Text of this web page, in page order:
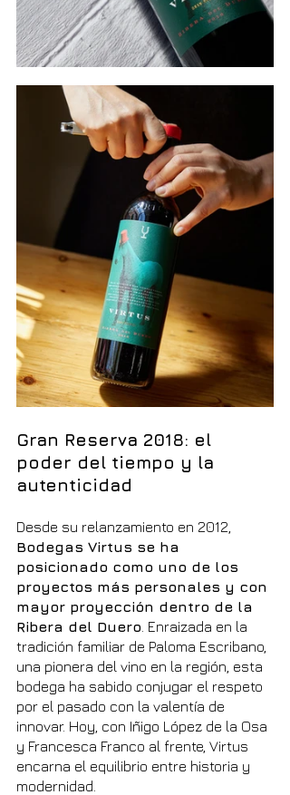
Gran Reserva 2018: el
poder del tiempo y la
autenticidad
Desde su relanzamiento en 2012,
Bodegas Virtus se ha
posicionado como uno de los
proyectos más personales y con
mayor proyección dentro de la
Ribera del Duero . Enraizada en la
tradición familiar de Paloma Escribano,
una pionera del vino en la región, esta
bodega ha sabido conjugar el respeto
por el pasado con la valentía de
innovar. Hoy, con Iñigo López de la Osa
y Francesca Franco al frente, Virtus
encarna el equilibrio entre historia y
modernidad.